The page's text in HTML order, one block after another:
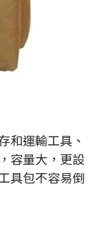
和運輸工具、
容量大，更設
具包不容易倒